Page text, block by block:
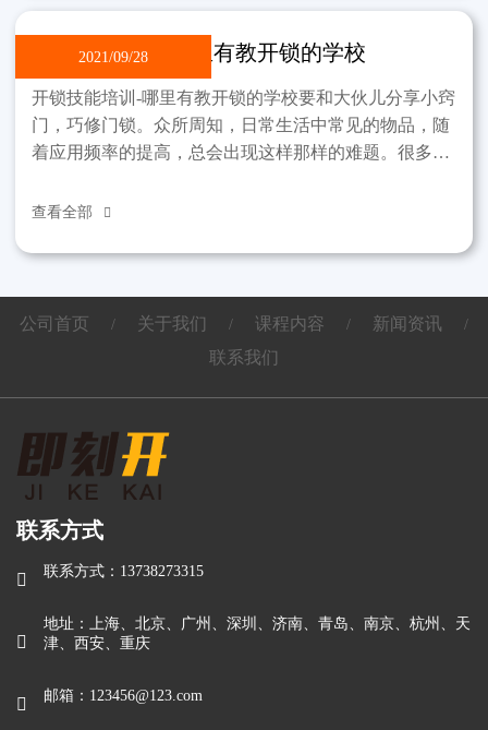
2021/09/28
开锁技能培训-哪里有教开锁的学校
开锁技能培训-哪里有教开锁的学校要和大伙儿分享小窍
门，巧修门锁。众所周知，日常生活中常见的物品，随
着应用频率的提高，总会出现这样那样的难题。很多时
支。就门
查看全部 
公司首页 / 关于我们 / 课程内容 / 新闻资讯 /
联系我们
联系方式
 联系方式：13738273315

地址：上海、北京、广州、深圳、济南、青岛、南京、杭州、天
津、西安、重庆
 邮箱：123456@123.com